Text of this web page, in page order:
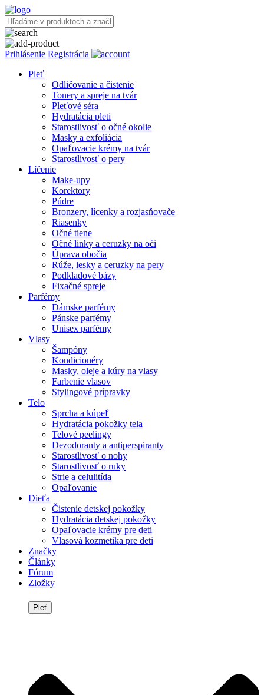
Prihlásenie Registrácia
Pleť
Odličovanie a čistenie
Tonery a spreje na tvár
Pleťové séra
Hydratácia pleti
Starostlivosť o očné okolie
Masky a exfoliácia
Opaľovacie krémy na tvár
Starostlivosť o pery
Líčenie
Make-upy
Korektory
Púdre
Bronzery, lícenky a rozjasňovače
Riasenky
Očné tiene
Očné linky a ceruzky na oči
Úprava obočia
Rúže, lesky a ceruzky na pery
Podkladové bázy
Fixačné spreje
Parfémy
Dámske parfémy
Pánske parfémy
Unisex parfémy
Vlasy
Šampóny
Kondicionéry
Masky, oleje a kúry na vlasy
Farbenie vlasov
Stylingové prípravky
Telo
Sprcha a kúpeľ
Hydratácia pokožky tela
Telové peelingy
Dezodoranty a antiperspiranty
Starostlivosť o nohy
Starostlivosť o ruky
Strie a celulitída
Opaľovanie
Dieťa
Čistenie detskej pokožky
Hydratácia detskej pokožky
Opaľovacie krémy pre deti
Vlasová kozmetika pre deti
Značky
Články
Fórum
Zložky
Pleť